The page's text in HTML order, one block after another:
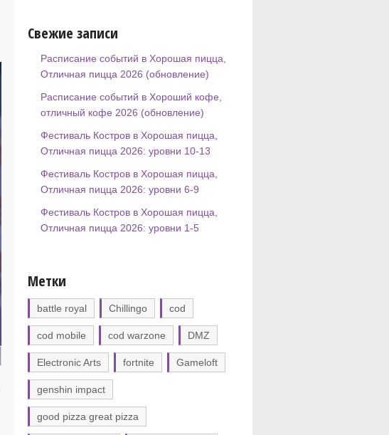
Свежие записи
Расписание событий в Хорошая пицца,
Отличная пицца 2026 (обновление)
Расписание событий в Хороший кофе,
отличный кофе 2026 (обновление)
Фестиваль Костров в Хорошая пицца,
Отличная пицца 2026: уровни 10-13
Фестиваль Костров в Хорошая пицца,
Отличная пицца 2026: уровни 6-9
Фестиваль Костров в Хорошая пицца,
Отличная пицца 2026: уровни 1-5
Метки
battle royal Chillingo cod
cod mobile cod warzone DMZ
Electronic Arts fortnite Gameloft
genshin impact
good pizza great pizza